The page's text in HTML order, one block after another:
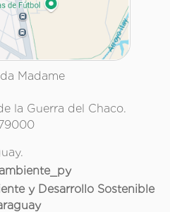
Madame
la Guerra del Chaco.
y Desarrollo Sostenible